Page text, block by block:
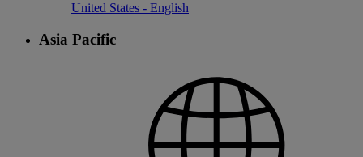
United States - English
Asia Pacific